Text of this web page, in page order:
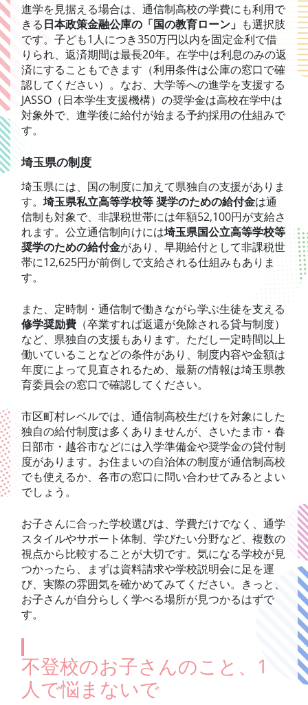
進学を見据える場合は、通信制高校の学費にも利用で
きる日本政策金融公庫の「国の教育ローン」 も選択肢
です。子ども1人につき350万円以内を固定金利で借
りられ、返済期間は最長20年。在学中は利息のみの返
済にすることもできます（利用条件は公庫の窓口で確
認してください）。なお、大学等への進学を支援する
JASSO（日本学生支援機構）の奨学金は高校在学中は
対象外で、進学後に給付が始まる予約採用の仕組みで
す。
埼玉県の制度
埼玉県には、国の制度に加えて県独自の支援がありま
す。 埼玉県私立高等学校等 奨学のための給付金は通
信制も対象で、非課税世帯には年額52,100円が支給さ
れます。公立通信制向けには埼玉県国公立高等学校等
奨学のための給付金があり、早期給付として非課税世
帯に12,625円が前倒しで支給される仕組みもありま
す。
また、定時制・通信制で働きながら学ぶ生徒を支える
修学奨励費 （卒業すれば返還が免除される貸与制度）
など、県独自の支援もあります。ただし一定時間以上
働いていることなどの条件があり、制度内容や金額は
年度によって見直されるため、最新の情報は埼玉県教
育委員会の窓口で確認してください。
市区町村レベルでは、通信制高校生だけを対象にした
独自の給付制度は多くありませんが、さいたま市・春
日部市・越谷市などには入学準備金や奨学金の貸付制
度があります。お住まいの自治体の制度が通信制高校
でも使えるか、各市の窓口に問い合わせてみるとよい
でしょう。
お子さんに合った学校選びは、学費だけでなく、通学
スタイルやサポート体制、学びたい分野など、複数の
視点から比較することが大切です。気になる学校が見
つかったら、まずは資料請求や学校説明会に足を運
び、実際の雰囲気を確かめてみてください。きっと、
お子さんが自分らしく学べる場所が見つかるはずで
す。
不登校のお子さんのこと、1
人で悩まないで